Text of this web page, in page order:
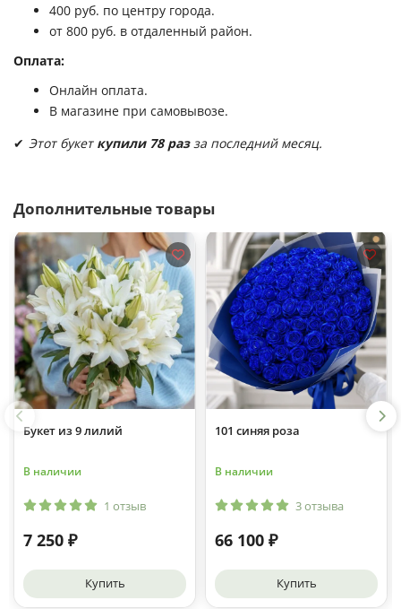
400 руб. по центру города.
от 800 руб. в отдаленный район.
Оплата:
Онлайн оплата.
В магазине при самовывозе.
✔ Этот букет купили 78 разза последний месяц.
Дополнительные товары
Букет из 9 лилий
В наличии
1 отзыв
7 250 ₽
Купить
101 синяя роза
В наличии
3 отзыва
66 100 ₽
Купить